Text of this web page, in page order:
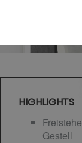
HIGHLIGHTS
Gestell